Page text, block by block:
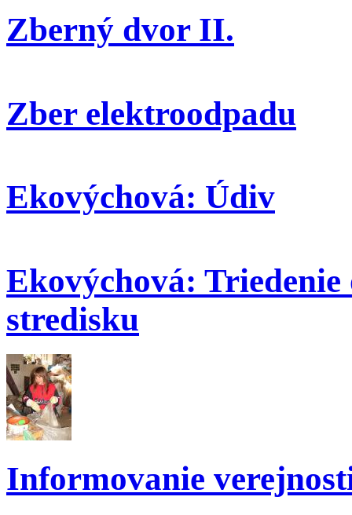
Zberný dvor II.
Zber elektroodpadu
Ekovýchová: Údiv
Ekovýchová:
stredisku
Informovanie